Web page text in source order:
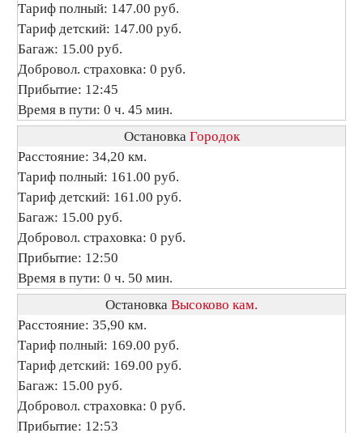
Тариф полный: 147.00 руб.
Тариф детский: 147.00 руб.
Багаж: 15.00 руб.
Добровол. страховка: 0 руб.
Прибытие: 12:45
Время в пути: 0 ч. 45 мин.
Остановка Городок
Расстояние: 34,20 км.
Тариф полный: 161.00 руб.
Тариф детский: 161.00 руб.
Багаж: 15.00 руб.
Добровол. страховка: 0 руб.
Прибытие: 12:50
Время в пути: 0 ч. 50 мин.
Остановка Высоково кам.
Расстояние: 35,90 км.
Тариф полный: 169.00 руб.
Тариф детский: 169.00 руб.
Багаж: 15.00 руб.
Добровол. страховка: 0 руб.
Прибытие: 12:53